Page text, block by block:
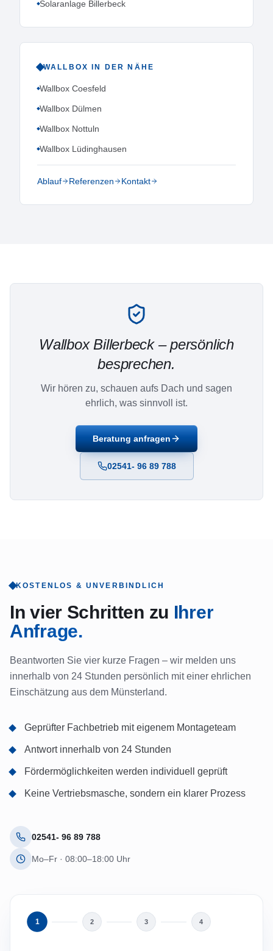
Solaranlage Billerbeck
WALLBOX IN DER NÄHE
Wallbox Coesfeld
Wallbox Dülmen
Wallbox Nottuln
Wallbox Lüdinghausen
Ablauf Referenzen Kontakt
Wallbox Billerbeck– persönlich
besprechen.
Wir hören zu, schauen aufs Dach und sagen
ehrlich, was sinnvoll ist.
Beratung anfragen
02541- 96 89 788
KOSTENLOS & UNVERBINDLICH
In vier Schritten zu Ihrer
Anfrage.
Beantworten Sie vier kurze Fragen – wir melden uns
innerhalb von 24 Stunden persönlich mit einer ehrlichen
Einschätzung aus dem Münsterland.
Geprüfter Fachbetrieb mit eigenem Montageteam
Antwort innerhalb von 24 Stunden
Fördermöglichkeiten werden individuell geprüft
Keine Vertriebsmasche, sondern ein klarer Prozess
02541- 96 89 788
Mo–Fr · 08:00–18:00 Uhr
1 2 3 4